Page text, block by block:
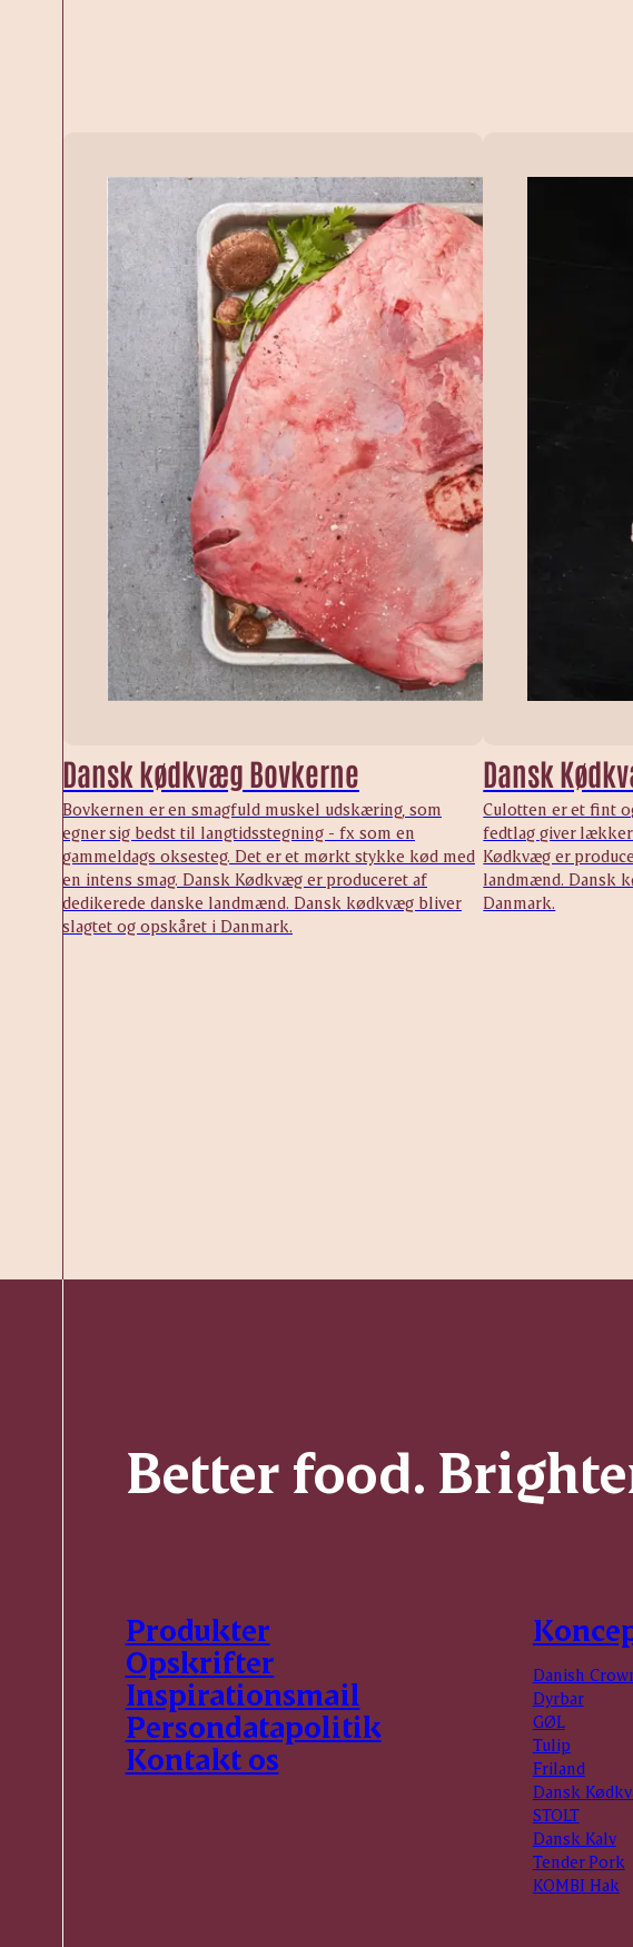
Dansk kødkvæg Bovkerne
Bovkernen er en smagfuld muskel udskæring, som
egner sig bedst til langtidsstegning - fx som en
gammeldags oksesteg. Det er et mørkt stykke kød med
en intens smag. Dansk Kødkvæg er produceret af
dedikerede danske landmænd. Dansk kødkvæg bliver
slagtet og opskåret i Danmark.
Dansk
Culotten er et fint
fedtlag giver
Kødkvæg er
landmænd. Dansk
Danmark.
Better food.
Danish
Dyrbar
GØL
Tulip
Friland
Dansk
STOLT
Dansk Kalv
Tender Pork
KOMBI Hak
Produkter
Opskrifter
Inspirationsmail
Persondatapolitik
Kontakt os